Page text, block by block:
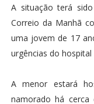
A situação terá
Correio da Manhã
uma jovem de 17
urgências do
A menor estará
namorado há cerca